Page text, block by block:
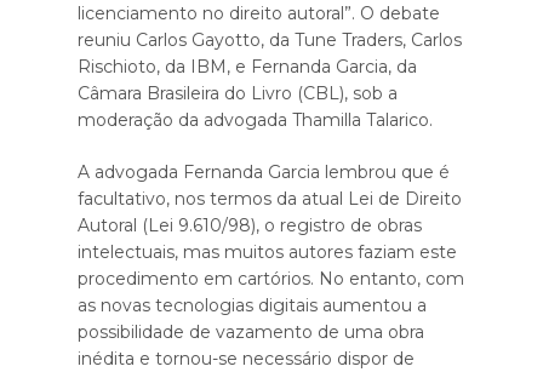
licenciamento no direito autoral”. O debate
reuniu Carlos Gayotto, da Tune Traders, Carlos
Rischioto, da IBM, e Fernanda Garcia, da
Câmara Brasileira do Livro (CBL), sob a
moderação da advogada Thamilla Talarico.
A advogada Fernanda Garcia lembrou que é
facultativo, nos termos da atual Lei de Direito
Autoral (Lei 9.610/98), o registro de obras
intelectuais, mas muitos autores faziam este
procedimento em cartórios. No entanto, com
as novas tecnologias digitais aumentou a
possibilidade de vazamento de uma obra
inédita e tornou-se necessário dispor de